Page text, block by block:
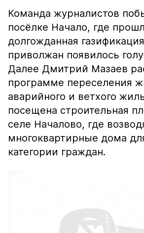
Команда журналистов
посёлке Начало, где
долгожданная
приволжан появилось
Далее Дмитрий Мазаев
программе переселения
аварийного и ветхого
посещена строительная
селе Началово, где
многоквартирные дома
категории граждан.